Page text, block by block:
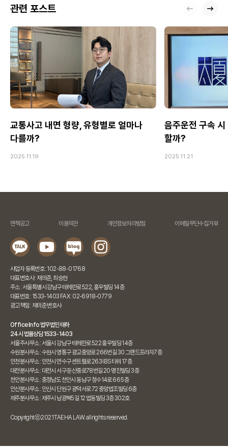
관련 포스트
교통사고 내면 형량, 유형별로 얼마나
다를까?
2025.11.19
음주운전 구속
할까?
2025.11.21
면책공고 이용약관 개인정보처리방침 이메일무단수집거부
사업자 등록번호 : 102-88-01768
대표변호사 : 채의준, 최승현
주소 : 서울특별시 강남구 테헤란로 522, 홍우빌딩 14층
대표번호 : 1533-1403 FAX : 02-6918-0779
광고책임 : 채의준 변호사
Office Info 법무법인 태하
24시 법률상담 1533-1403
서울주사무소 : 서울시 강남구 테헤란로 522 홍우빌딩 14층
수원분사무소 : 수원시 영통구 광교중앙로 266번길 30 그랜드프라자7층
인천분사무소 : 인천시 연수구 센트럴로 263 IBS타워 17층
대전분사무소 : 대전시 서구 둔산중로78번길 20 명진빌딩 3층
천안분사무소 : 충청남도 천안시 동남구 청수14로 66 5층
안산분사무소 : 안산시 단원구 광덕서로 72 중앙법조빌딩 6층
제주분사무소 : 제주시 남광북5길 12 법동빌딩 3층 302호
Copyrightⓒ 2021 TAEHA LAW. all rights reserved.